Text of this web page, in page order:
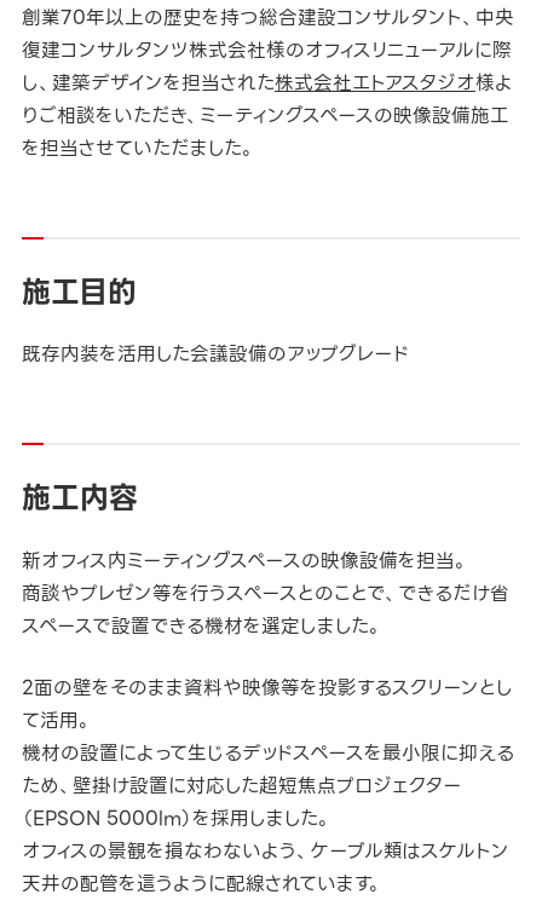
創業70年以上の歴史を持つ総合建設コンサルタント、中央
復建コンサルタンツ株式会社様のオフィスリニューアルに際
し、建築デザインを担当された株式会社エトアスタジオ様よ
りご相談をいただき、ミーティングスペースの映像設備施工
を担当させていただました。
施工目的
既存内装を活用した会議設備のアップグレード
施工内容
新オフィス内ミーティングスペースの映像設備を担当。
商談やプレゼン等を行うスペースとのことで、できるだけ省
スペースで設置できる機材を選定しました。
2面の壁をそのまま資料や映像等を投影するスクリーンとし
て活用。
機材の設置によって生じるデッドスペースを最小限に抑える
ため、壁掛け設置に対応した超短焦点プロジェクター
（EPSON 5000lm）を採用しました。
オフィスの景観を損なわないよう、ケーブル類はスケルトン
天井の配管を這うように配線されています。